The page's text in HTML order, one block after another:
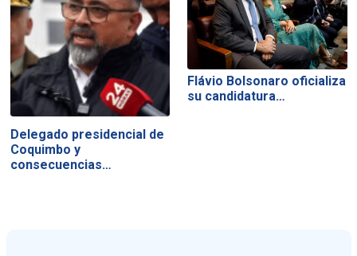
Delegado presidencial de
Coquimbo y
consecuencias…
Flávio Bolsonaro oficializa
su candidatura…